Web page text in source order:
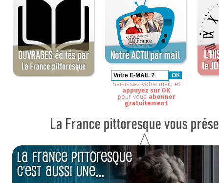
Saisissez votre mail, et
appuyez sur OK
pour vous abonner
gratuitement